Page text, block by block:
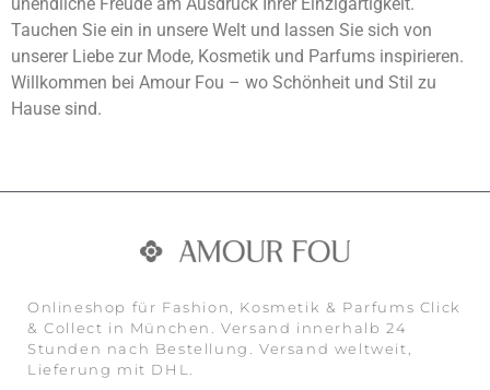
unendliche Freude am Ausdruck Ihrer Einzigartigkeit.
Tauchen Sie ein in unsere Welt und lassen Sie sich von
unserer Liebe zur Mode, Kosmetik und Parfums inspirieren.
Willkommen bei Amour Fou – wo Schönheit und Stil zu
Hause sind.
Onlineshop für Fashion, Kosmetik & Parfums Click
& Collect in München. Versand innerhalb 24
Stunden nach Bestellung. Versand weltweit,
Lieferung mit DHL.